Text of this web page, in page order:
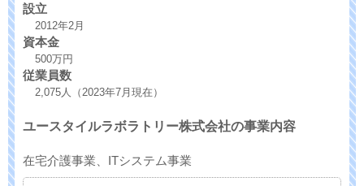
設立
2012年2月
資本金
500万円
従業員数
2,075人（2023年7月現在）
ユースタイルラボラトリー株式会社の事業内容
在宅介護事業、ITシステム事業